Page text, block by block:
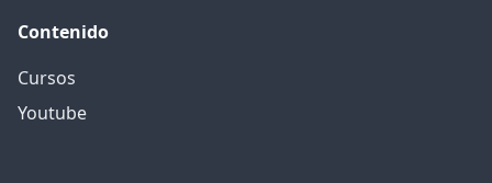
Contenido
Cursos
Youtube